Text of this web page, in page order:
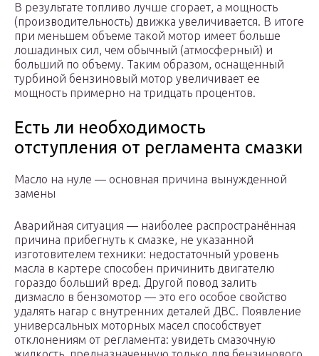
В результате топливо лучше сгорает, а мощность
(производительность) движка увеличивается. В итоге
при меньшем объеме такой мотор имеет больше
лошадиных сил, чем обычный (атмосферный) и
больший по объему. Таким образом, оснащенный
турбиной бензиновый мотор увеличивает ее
мощность примерно на тридцать процентов.
Есть ли необходимость
отступления от регламента смазки
Масло на нуле — основная причина вынужденной
замены
Аварийная ситуация — наиболее распространённая
причина прибегнуть к смазке, не указанной
изготовителем техники: недостаточный уровень
масла в картере способен причинить двигателю
гораздо больший вред. Другой повод залить
дизмасло в бензомотор — это его особое свойство
удалять нагар с внутренних деталей ДВС. Появление
универсальных моторных масел способствует
отклонениям от регламента: увидеть смазочную